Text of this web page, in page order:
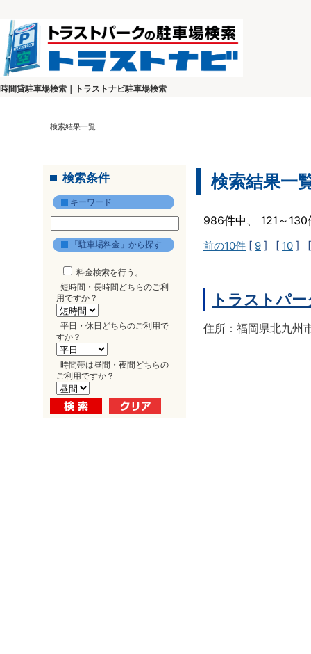
時間貸駐車場検索｜トラストナビ駐車場検索
検索結果一覧
検索条件
キーワード
「駐車場料金」から探す
料金検索を行う。
短時間・長時間どちらのご利
用ですか？
平日・休日どちらのご利用で
すか？
時間帯は昼間・夜間どちらの
ご利用ですか？
検索結果一
986件中、 121～
前の10件 [ 9 ] [ 10 ]
トラストパ
住所：福岡県北九州